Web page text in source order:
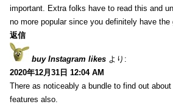
important. Extra folks have to read this and
no more popular since you definitely have the
返信
buy Instagram likes より:
2020年12月31日 12:04 AM
There as noticeably a bundle to find out
features also.